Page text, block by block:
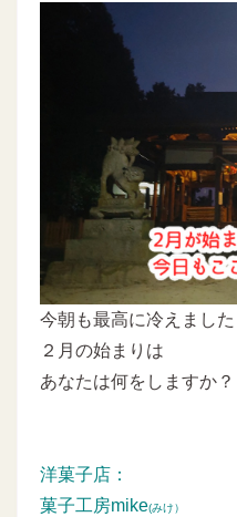
今朝も最高に冷えました
２月の始まりは
あなたは何をしますか？
洋菓子店：
菓子工房mike(みけ）